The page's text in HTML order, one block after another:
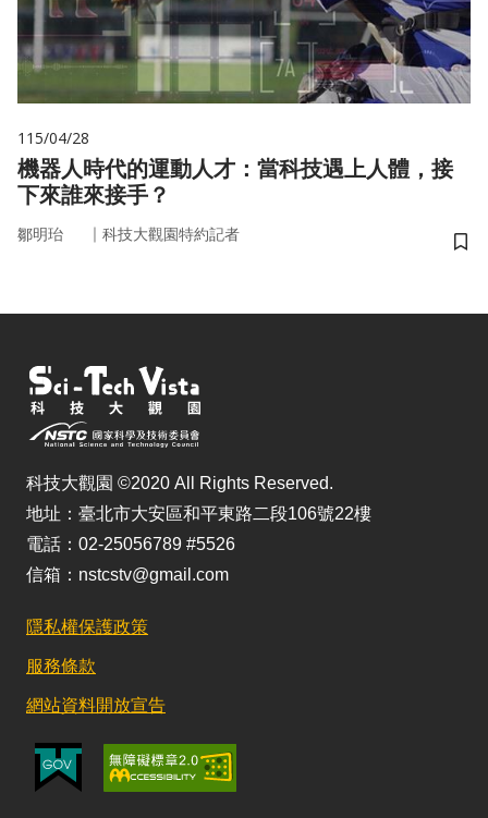
115/04/28
機器人時代的運動人才：當科技遇上人體，接
下來誰來接手？
鄒明珆 ｜ 科技大觀園特約記者
儲
科技大觀園 ©2020 All Rights Reserved.
地址：臺北市大安區和平東路二段106號22樓
電話：02-25056789 #5526
信箱：nstcstv@gmail.com
隱私權保護政策
服務條款
網站資料開放宣告